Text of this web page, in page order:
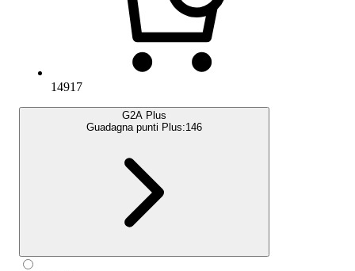
14917
G2A Plus
Guadagna punti Plus:146